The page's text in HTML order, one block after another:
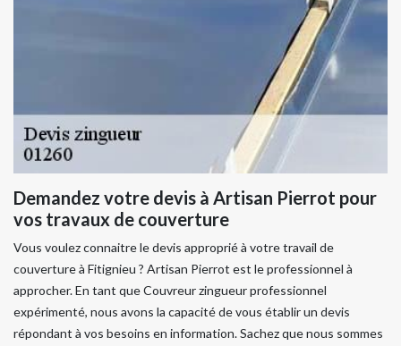
Demandez votre devis à Artisan Pierrot pour
vos travaux de couverture
Vous voulez connaitre le devis approprié à votre travail de
couverture à Fitignieu ? Artisan Pierrot est le professionnel à
approcher. En tant que Couvreur zingueur professionnel
expérimenté, nous avons la capacité de vous établir un devis
répondant à vos besoins en information. Sachez que nous sommes